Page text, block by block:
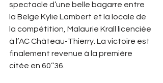
spectacle d’une belle bagarre entre
la Belge Kylie Lambert et la locale de
la compétition, Malaurie Krall licenciée
à l’AC Château-Thierry. La victoire est
finalement revenue à la première
citée en 60’’36.